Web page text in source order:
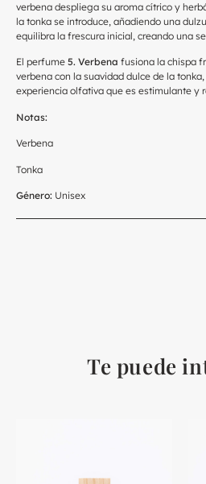
verbena despliega su aroma cítrico y
la tonka se introduce, añadiendo una
equilibra la frescura inicial, creando una
El perfume 5. Verbena fusiona la chispa
verbena con la suavidad dulce de la
experiencia olfativa que es estimulante y
Notas:
Verbena
Tonka
Género: Unisex
Te puede